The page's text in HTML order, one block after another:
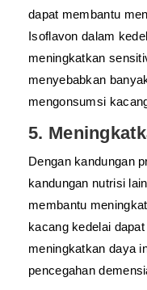
dapat membantu
Isoflavon dalam
meningkatkan
menyebabkan
mengonsumsi
5.
Dengan kandungan
kandungan nutrisi
membantu
kacang kedelai
meningkatkan daya
pencegahan